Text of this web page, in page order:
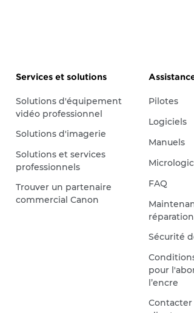
Services et solutions
Solutions d'équipement
vidéo professionnel
Solutions d'imagerie
Solutions et services
professionnels
Trouver un partenaire
commercial Canon
Pilotes
Logiciels
Manuels
FAQ
réparation
Sécurité
pour
l’encre
Contacter